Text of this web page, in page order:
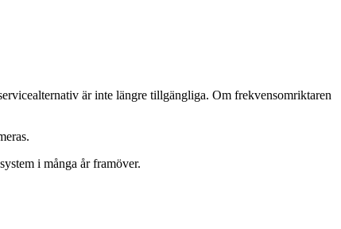
är inte längre tillgängliga. Om frekvensomriktaren
i många år framöver.